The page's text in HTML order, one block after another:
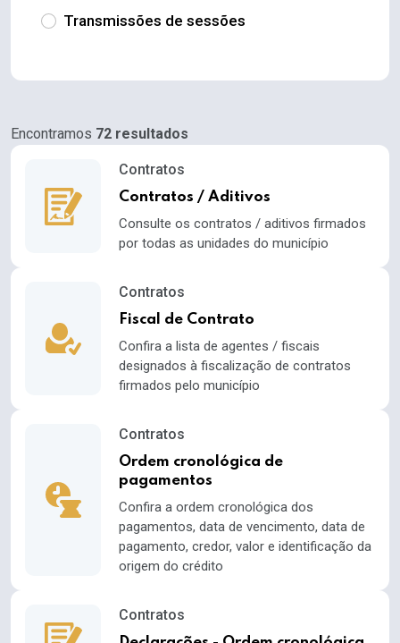
Transmissões de sessões
Encontramos 72 resultados
Contratos
Contratos / Aditivos
Consulte os contratos / aditivos firmados
por todas as unidades do município
Contratos
Fiscal de Contrato
Confira a lista de agentes / fiscais
designados à fiscalização de contratos
firmados pelo município
Contratos
Ordem cronológica de
pagamentos
Confira a ordem cronológica dos
pagamentos, data de vencimento, data de
pagamento, credor, valor e identificação da
origem do crédito
Contratos